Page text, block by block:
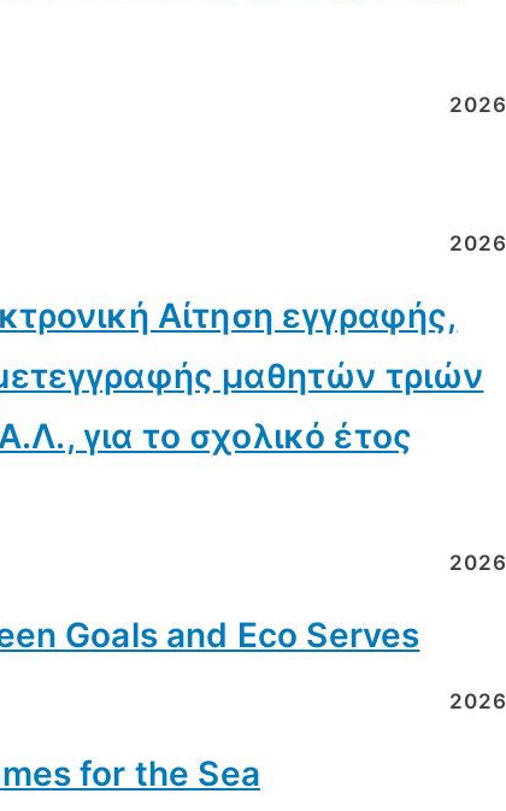
2026
2026
Αίτηση εγγραφής,
μαθητών τριών
για το σχολικό έτος
2026
Goals and Eco Serves
2026
for the Sea